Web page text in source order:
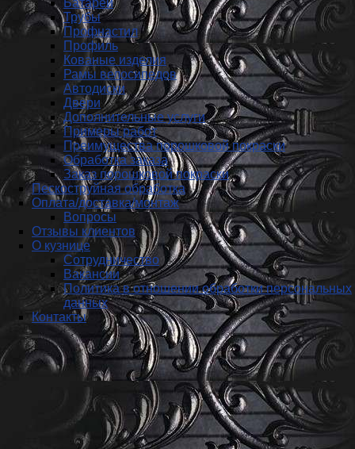
Батареи
Трубы
Профнастил
Профиль
Кованые изделия
Рамы велосипедов
Автодиски
Двери
Дополнительные услуги
Примеры работ
Преимущества порошковой покраски
Обработка заказа
Заказ порошковой покраски
Пескоструйная обработка
Оплата/доставка/монтаж
Вопросы
Отзывы клиентов
О кузнице
Сотрудничество
Вакансии
Политика в отношении обработки персональных
данных
Контакты